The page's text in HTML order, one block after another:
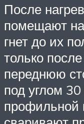
После
помещают
гнет до их
только
переднюю
под углом
профильной